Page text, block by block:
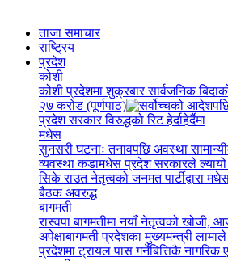
ताजा समाचार
राष्ट्रिय
प्रदेश
कोशी
कोशी प्रदेशमा शुक्रबार सार्वजनिक बिदा
२७ करोड (पूर्णपाठ)
प्रदेश सरकार विरुद्धको रिट हेर्दाहेर्दैमा
मधेस
सुनसरी घटनाः तनावपछि अवस्था
व्यवस्था कडामधेस प्रदेश सरकारले ल्यायो
सिके राउत नेतृत्वको जनमत पार्टीद्वारा
बैठक अवरुद्ध
बागमती
रास्वपा बागमतीमा नयाँ नेतृत्वको खोजी,
अपेक्षाबागमती प्रदेशका मुख्यमन्त्री लामाले
प्रदेशमा ट्रायल पास गर्नेबित्तिकै